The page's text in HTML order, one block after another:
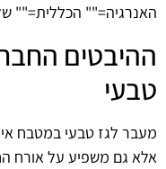
האנרגיה="" הכללית=""
ההיבטים
טבעי
מעבר לגז טבעי במטבח
אלא גם משפיע על אורח